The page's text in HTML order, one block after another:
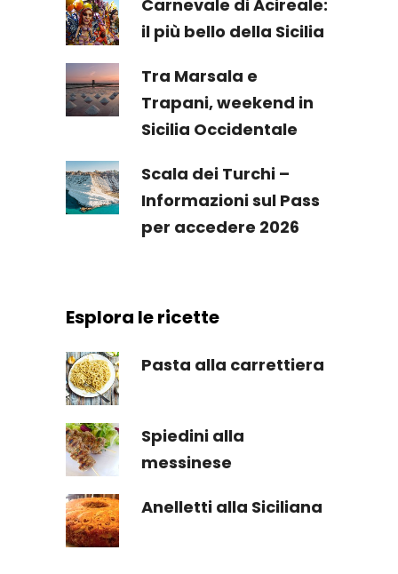
Carnevale di Acireale:
il più bello della Sicilia
Tra Marsala e
Trapani, weekend in
Sicilia Occidentale
Scala dei Turchi –
Informazioni sul Pass
per accedere 2026
Esplora le ricette
Pasta alla carrettiera
Spiedini alla
messinese
Anelletti alla Siciliana